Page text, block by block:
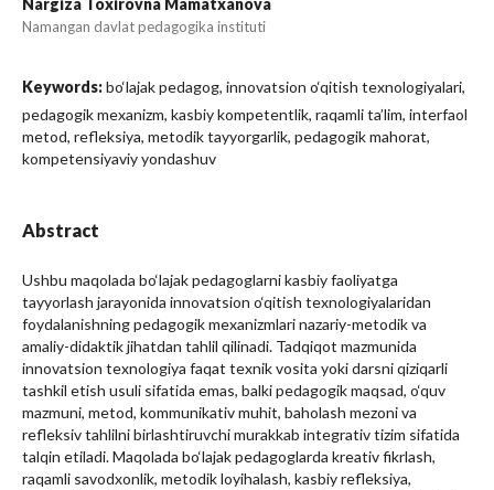
Nargiza Toxirovna Mamatxanova
Namangan davlat pedagogika instituti
Keywords:bo‘lajak pedagog, innovatsion o‘qitish texnologiyalari,
pedagogik mexanizm, kasbiy kompetentlik, raqamli ta’lim, interfaol
metod, refleksiya, metodik tayyorgarlik, pedagogik mahorat,
kompetensiyaviy yondashuv
Abstract
Ushbu maqolada bo‘lajak pedagoglarni kasbiy faoliyatga
tayyorlash jarayonida innovatsion o‘qitish texnologiyalaridan
foydalanishning pedagogik mexanizmlari nazariy-metodik va
amaliy-didaktik jihatdan tahlil qilinadi. Tadqiqot mazmunida
innovatsion texnologiya faqat texnik vosita yoki darsni qiziqarli
tashkil etish usuli sifatida emas, balki pedagogik maqsad, o‘quv
mazmuni, metod, kommunikativ muhit, baholash mezoni va
refleksiv tahlilni birlashtiruvchi murakkab integrativ tizim sifatida
talqin etiladi. Maqolada bo‘lajak pedagoglarda kreativ fikrlash,
raqamli savodxonlik, metodik loyihalash, kasbiy refleksiya,